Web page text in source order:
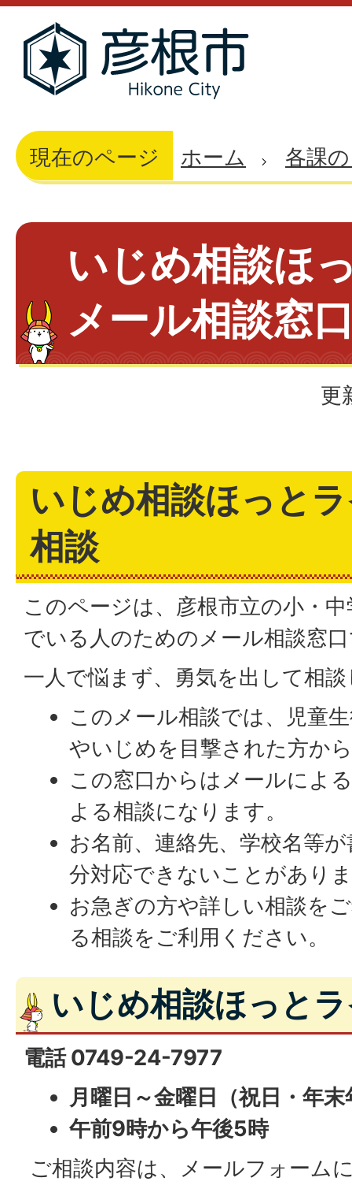
現在のページ ホーム 各課
いじめ相談ほ
メール相談窓
更
いじめ相談ほっと
相談
このページは、彦根市立の小・
でいる人のためのメール相談窓
一人で悩まず、勇気を出して相
このメール相談では、児童
やいじめを目撃された方か
この窓口からはメールによ
よる相談になります。
お名前、連絡先、学校名等
分対応できないことがあり
お急ぎの方や詳しい相談を
る相談をご利用ください。
いじめ相談ほっと
電話 0749-24-7977
月曜日～金曜日（祝日・年
午前9時から午後5時
ご相談内容は、メールフォーム